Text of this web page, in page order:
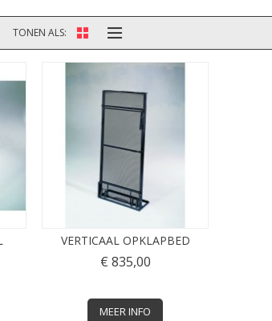
TONEN ALS
VERTICAAL OPKLAPBED
€ 835,00
MEER INFO